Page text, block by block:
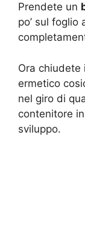
Prendete un
po’ sul foglio
Ora chiudete
ermetico
nel giro di
contenitore
sviluppo.